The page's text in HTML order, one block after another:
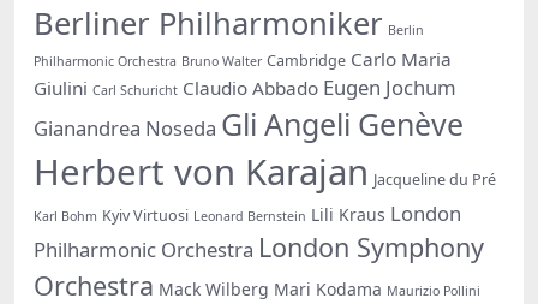
Berliner Philharmoniker Berlin
Philharmonic Orchestra Bruno Walter Cambridge Carlo Maria
Giulini Carl Schuricht Claudio Abbado Eugen Jochum
Gianandrea Noseda Gli Angeli Genève
Herbert von Karajan Jacqueline du Pré
Karl Bohm Kyiv Virtuosi Leonard Bernstein Lili Kraus London
Philharmonic Orchestra London Symphony
Orchestra Mack Wilberg Mari Kodama Maurizio Pollini